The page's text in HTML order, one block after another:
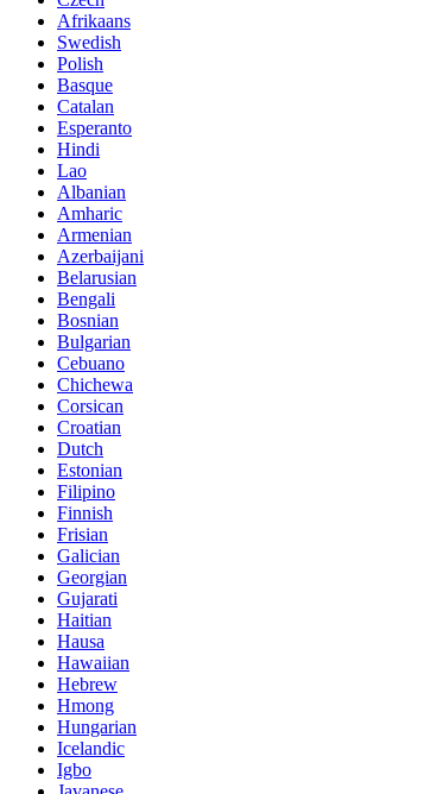
Afrikaans
Swedish
Polish
Basque
Catalan
Esperanto
Hindi
Lao
Albanian
Amharic
Armenian
Azerbaijani
Belarusian
Bengali
Bosnian
Bulgarian
Cebuano
Chichewa
Corsican
Croatian
Dutch
Estonian
Filipino
Finnish
Frisian
Galician
Georgian
Gujarati
Haitian
Hausa
Hawaiian
Hebrew
Hmong
Hungarian
Icelandic
Igbo